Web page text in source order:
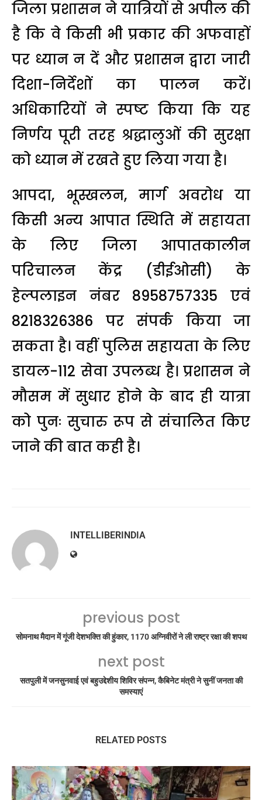
जिला प्रशासन ने यात्रियों से अपील की
है कि वे किसी भी प्रकार की अफवाहों
पर ध्यान न दें और प्रशासन द्वारा जारी
दिशा-निर्देशों का पालन करें।
अधिकारियों ने स्पष्ट किया कि यह
निर्णय पूरी तरह श्रद्धालुओं की सुरक्षा
को ध्यान में रखते हुए लिया गया है।
आपदा, भूस्खलन, मार्ग अवरोध या
किसी अन्य आपात स्थिति में सहायता
के लिए जिला आपातकालीन
परिचालन केंद्र (डीईओसी) के
हेल्पलाइन नंबर 8958757335 एवं
8218326386 पर संपर्क किया जा
सकता है। वहीं पुलिस सहायता के लिए
डायल-112 सेवा उपलब्ध है। प्रशासन ने
मौसम में सुधार होने के बाद ही यात्रा
को पुनः सुचारु रूप से संचालित किए
जाने की बात कही है।
INTELLIBERINDIA
previous post
सोमनाथ मैदान में गूंजी देशभक्ति की हुंकार, 1170 अग्निवीरों ने ली राष्ट्र रक्षा की शपथ
next post
सतपुली में जनसुनवाई एवं बहुउद्देशीय शिविर संपन्न, कैबिनेट मंत्री ने सुनीं जनता की
समस्याएं
RELATED POSTS